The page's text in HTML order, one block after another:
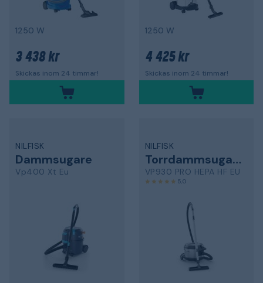
1250 W
3 438 kr
Skickas inom 24 timmar!
1250 W
4 425 kr
Skickas inom 24 timmar!
NILFISK
Dammsugare
Vp400 Xt Eu
NILFISK
Torrdammsugare
VP930 PRO HEPA HF EU
5,0